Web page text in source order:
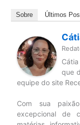
Sobre Últimos
que
equipe do site
Com sua
excepcional de